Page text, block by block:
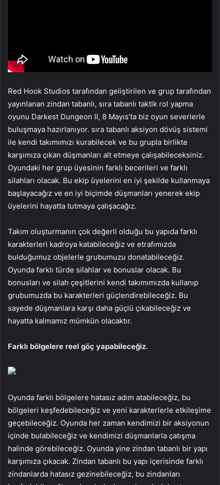
Red Hook Studios tarafından geliştirilen ve grup tarafından
yayınlanan zindan tabanlı, sıra tabanlı taktik rol yapma
oyunu Darkest Dungeon II, 8 Mayıs’ta biz oyun severlerle
buluşmaya hazırlanıyor. sıra tabanlı aksiyon dövüş sistemi
ile kendi takımımızı kurabilecek ve bu grupla birlikte
karşımıza çıkan düşmanları alt etmeye çalışabileceksiniz.
Oyundaki her grup üyesinin farklı becerileri ve farklı
silahları olacak. Bu ekip üyelerini en iyi şekilde kullanmaya
başlayacağız ve en iyi biçimde düşmanları yenerek ekip
üyelerini hayatta tutmaya çalışacağız.
Takım oluşturmanın çok değerli olduğu bu yapıda farklı
karakterleri kadroya katabileceğiz ve etrafımızda
bulduğumuz objelerle grubumuzu donatabileceğiz.
Oyunda farklı türde silahlar ve bonuslar olacak. Bu
bonusları ve silah çeşitlerini kendi takımımızda kullanıp
grubumuzda bu karakterleri güçlendirebileceğiz. Bu
sayede düşmanlara karşı daha güçlü çıkabileceğiz ve
hayatta kalmamız mümkün olacaktır.
Farklı bölgelere reel göç yapabileceğiz.
Oyunda farklı bölgelere hatasız adım atabileceğiz, bu
bölgeleri keşfedebileceğiz ve yeni karakterlerle etkileşime
geçebileceğiz. Oyunda her zaman kendimizi bir aksiyonun
içinde bulabileceğiz ve kendimizi düşmanlarla çatışma
halinde görebileceğiz. Oyunda yine zindan tabanlı bir yapı
karşımıza çıkacak. Zindan tabanlı bu yapı içerisinde farklı
zindanlarda hatasız gezinebileceğiz, bu zindanları